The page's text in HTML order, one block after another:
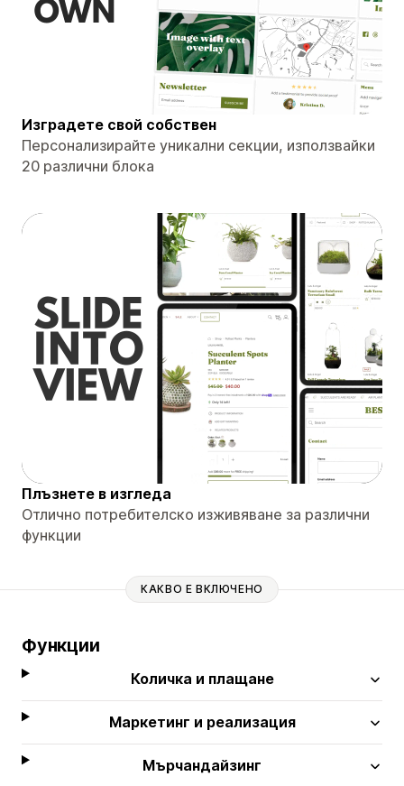
Изградете свой собствен
Персонализирайте уникални секции, използвайки
20 различни блока
Плъзнете в изгледа
Отлично потребителско изживяване за различни
функции
КАКВО Е ВКЛЮЧЕНО
Функции
Количка и плащане
Маркетинг и реализация
Мърчандайзинг